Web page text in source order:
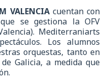
VALENCIAcuentan con
se gestiona la OFV
Mediterraniarts
Los alumnos
orquestas, tanto en
Galicia, a medida que